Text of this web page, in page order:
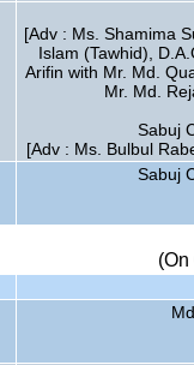
[Adv : Ms. Shamima
Islam (Tawhid),
Arifin with Mr. Md.
Mr. Md.
Sabuj
[Adv : Ms. Bulbul
Sabuj
(On